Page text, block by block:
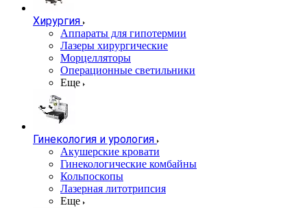
Хирургия
Аппараты для гипотермии
Лазеры хирургические
Морцелляторы
Операционные светильники
Еще
Гинекология и урология
Акушерские кровати
Гинекологические комбайны
Кольпоскопы
Лазерная литотрипсия
Еще